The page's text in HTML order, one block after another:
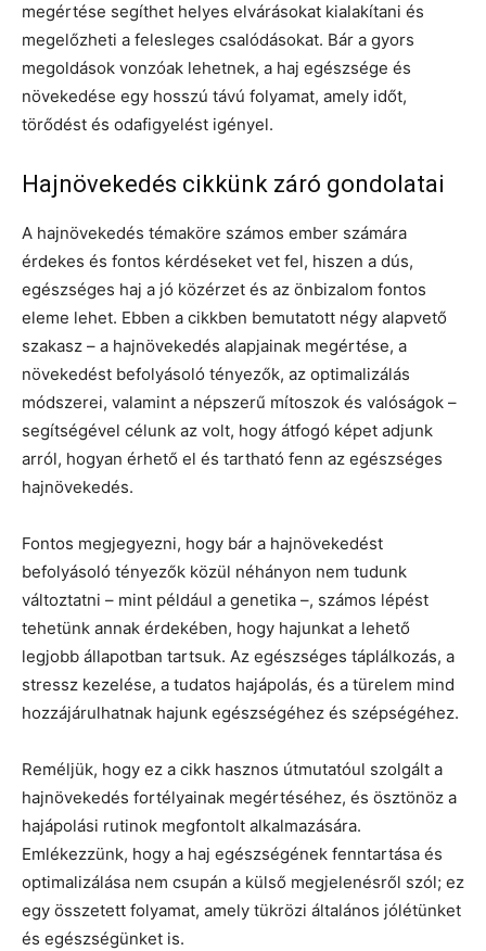
megértése segíthet helyes elvárásokat kialakítani és
megelőzheti a felesleges csalódásokat. Bár a gyors
megoldások vonzóak lehetnek, a haj egészsége és
növekedése egy hosszú távú folyamat, amely időt,
törődést és odafigyelést igényel.
Hajnövekedés cikkünk záró gondolatai
A hajnövekedés témaköre számos ember számára
érdekes és fontos kérdéseket vet fel, hiszen a dús,
egészséges haj a jó közérzet és az önbizalom fontos
eleme lehet. Ebben a cikkben bemutatott négy alapvető
szakasz – a hajnövekedés alapjainak megértése, a
növekedést befolyásoló tényezők, az optimalizálás
módszerei, valamint a népszerű mítoszok és valóságok –
segítségével célunk az volt, hogy átfogó képet adjunk
arról, hogyan érhető el és tartható fenn az egészséges
hajnövekedés.
Fontos megjegyezni, hogy bár a hajnövekedést
befolyásoló tényezők közül néhányon nem tudunk
változtatni – mint például a genetika –, számos lépést
tehetünk annak érdekében, hogy hajunkat a lehető
legjobb állapotban tartsuk. Az egészséges táplálkozás, a
stressz kezelése, a tudatos hajápolás, és a türelem mind
hozzájárulhatnak hajunk egészségéhez és szépségéhez.
Reméljük, hogy ez a cikk hasznos útmutatóul szolgált a
hajnövekedés fortélyainak megértéséhez, és ösztönöz a
hajápolási rutinok megfontolt alkalmazására.
Emlékezzünk, hogy a haj egészségének fenntartása és
optimalizálása nem csupán a külső megjelenésről szól; ez
egy összetett folyamat, amely tükrözi általános jólétünket
és egészségünket is.